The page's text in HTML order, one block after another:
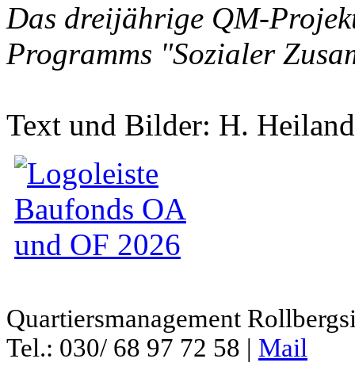
Das dreijährige QM-
Programms "Sozialer
Text und Bilder: H.
Quartiersmanagement
Tel.: 030/ 68 97 72 58 | Mail